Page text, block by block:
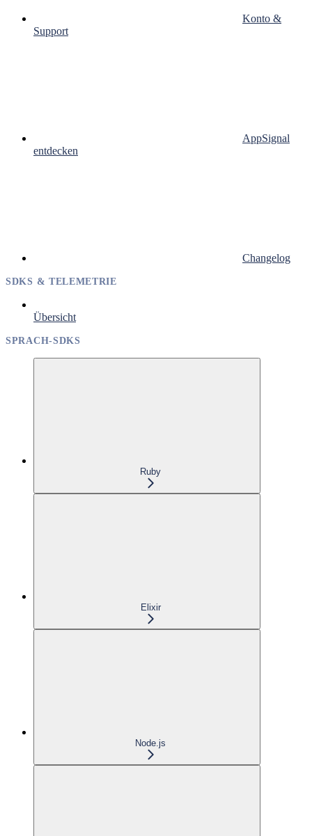
Konto &
Support
AppSignal
entdecken
Changelog
SDKS & TELEMETRIE
Übersicht
SPRACH-SDKS
Ruby
Elixir
Node.js